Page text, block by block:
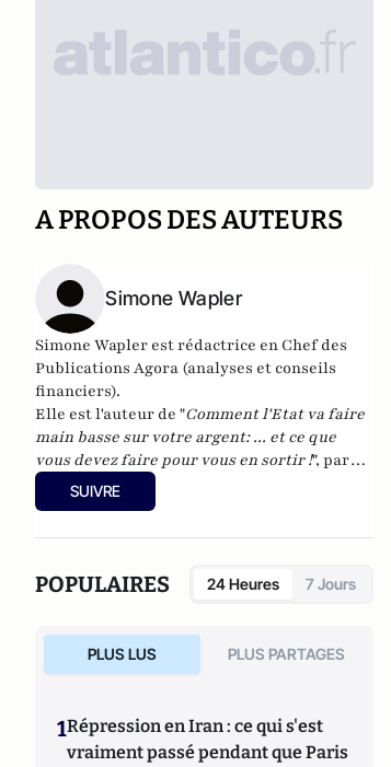
A PROPOS DES AUTEURS
Simone Wapler
Simone Wapler est rédactrice en Chef des
Publications Agora (analyses et conseils
financiers).
Elle est l'auteur de "Comment l'Etat va faire
main basse sur votre argent: ... et ce que
vous devez faire pour vous en sortir !", paru
chez Ixelles Editions en mars 2013.
SUIVRE
POPULAIRES 24 Heures 7 Jours
PLUS LUS PLUS PARTAGES
1Répression en Iran : ce qui s'est
vraiment passé pendant que Paris